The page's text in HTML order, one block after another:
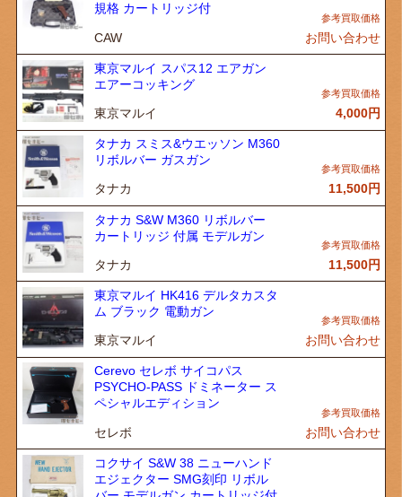
規格 カートリッジ付
CAW お問い合わせ
東京マルイ スパス12 エアガン
エアーコッキング
東京マルイ 4,000円
タナカ スミス&ウエッソン M360
リボルバー ガスガン
タナカ 11,500円
タナカ S&W M360 リボルバー
カートリッジ 付属 モデルガン
タナカ 11,500円
東京マルイ HK416 デルタカスタ
ム ブラック 電動ガン
東京マルイ お問い合わせ
Cerevo セレボ サイコパス
PSYCHO-PASS ドミネーター ス
ペシャルエディション
セレボ お問い合わせ
コクサイ S&W 38 ニューハンド
エジェクター SMG刻印 リボル